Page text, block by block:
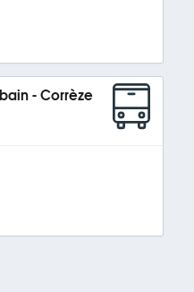
- Corrèze